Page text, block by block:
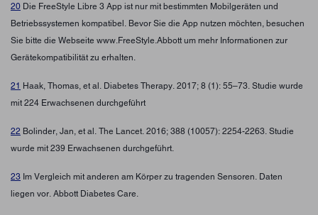
20 Die FreeStyle Libre 3 App ist nur mit bestimmten Mobilgeräten und
Betriebssystemen kompatibel. Bevor Sie die App nutzen möchten, besuchen
Sie bitte die Webseite www.FreeStyle.Abbott um mehr Informationen zur
Gerätekompatibilität zu erhalten.
21 Haak, Thomas, et al. Diabetes Therapy. 2017; 8 (1): 55–73. Studie wurde
mit 224 Erwachsenen durchgeführt
22 Bolinder, Jan, et al. The Lancet. 2016; 388 (10057): 2254-2263. Studie
wurde mit 239 Erwachsenen durchgeführt.
23 Im Vergleich mit anderen am Körper zu tragenden Sensoren. Daten
liegen vor. Abbott Diabetes Care.